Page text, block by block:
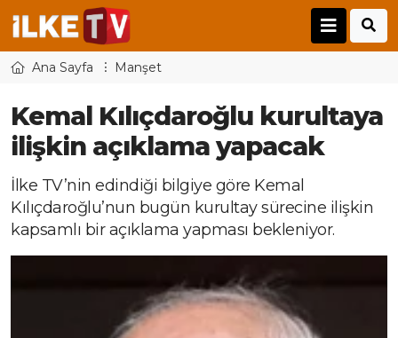
Ana Sayfa Manşet
Kemal Kılıçdaroğlu kurultaya
ilişkin açıklama yapacak
İlke TV’nin edindiği bilgiye göre Kemal
Kılıçdaroğlu’nun bugün kurultay sürecine ilişkin
kapsamlı bir açıklama yapması bekleniyor.